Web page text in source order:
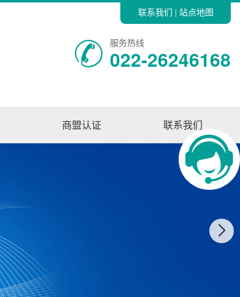
联系我们 站点地图
服务热线
022-26246168
商盟认证 联系我们